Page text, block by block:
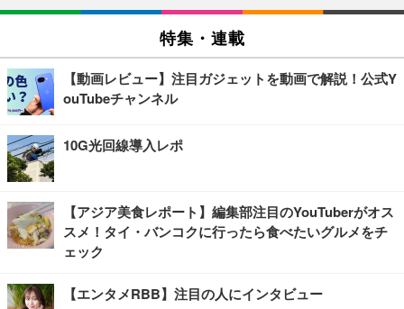
特集・連載
【動画レビュー】注目ガジェットを動画で解説！公式Y
ouTubeチャンネル
10G光回線導入レポ
【アジア美食レポート】編集部注目のYouTuberがオス
スメ！タイ・バンコクに行ったら食べたいグルメをチ
ェック
【エンタメRBB】注目の人にインタビュー